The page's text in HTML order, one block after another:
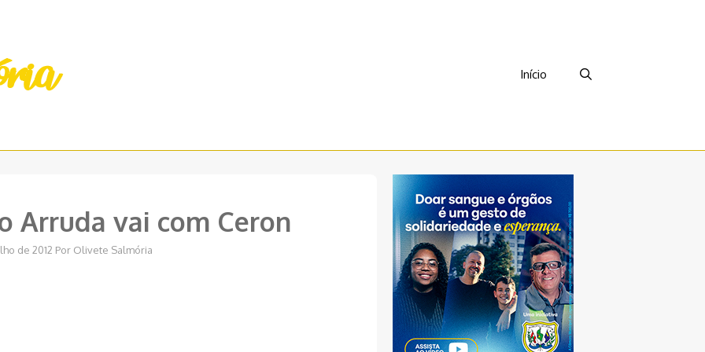
Início
Arruda vai com Ceron
de 2012 Por Olivete Salmória